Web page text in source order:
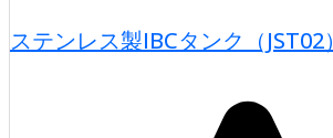
ステンレス製IBCタンク（JST02）